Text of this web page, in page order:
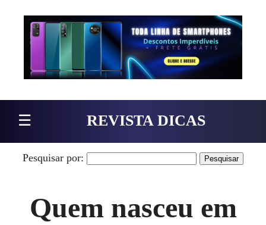
Pular para o conteúdo
☰ REVISTA DICAS
Pesquisar por:
Quem nasceu em